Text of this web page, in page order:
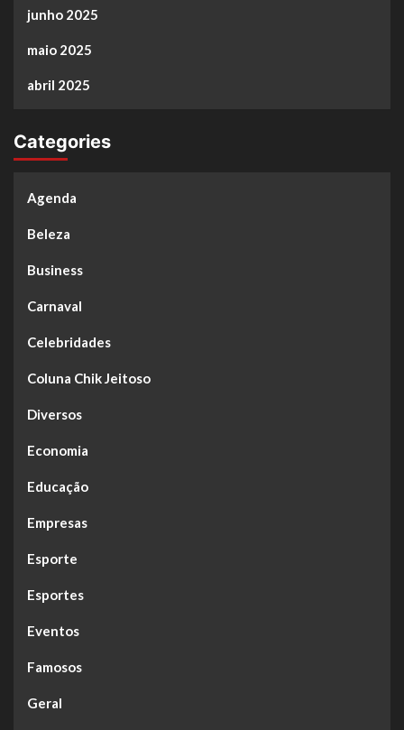
junho 2025
maio 2025
abril 2025
Categories
Agenda
Beleza
Business
Carnaval
Celebridades
Coluna Chik Jeitoso
Diversos
Economia
Educação
Empresas
Esporte
Esportes
Eventos
Famosos
Geral